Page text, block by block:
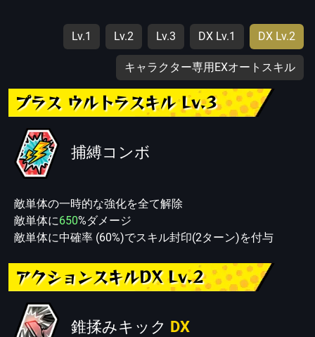
Lv.1 Lv.2 Lv.3 DX Lv.1 DX Lv.2
キャラクター専用EXオートスキル
プラス ウルトラスキル Lv.3
捕縛コンボ
敵単体の一時的な強化を全て解除
敵単体に650%ダメージ
敵単体に中確率 (60%)でスキル封印(2ターン)を付与
アクションスキルDX Lv.2
錐揉みキック DX